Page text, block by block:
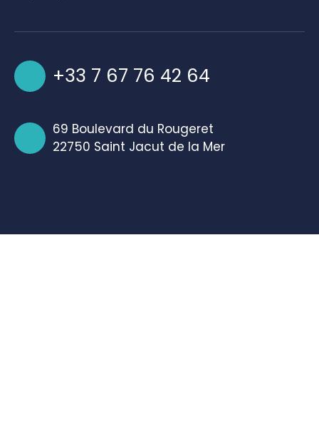
+33 7 67 76 42 64
69 Boulevard du Rougeret
22750 Saint Jacut de la Mer